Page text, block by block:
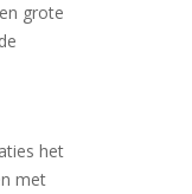
grote
het
met